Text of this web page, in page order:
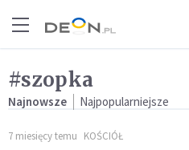
#szopka
Najnowsze Najpopularniejsze
7 miesięcy temu KOŚCIÓŁ